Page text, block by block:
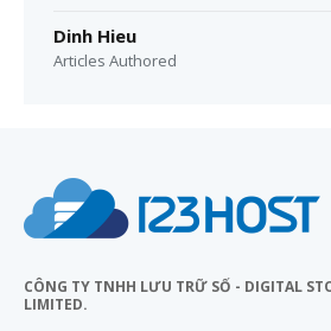
Dinh Hieu
Articles Authored
CÔNG TY TNHH LƯU TRỮ SỐ - DIGITAL
LIMITED.